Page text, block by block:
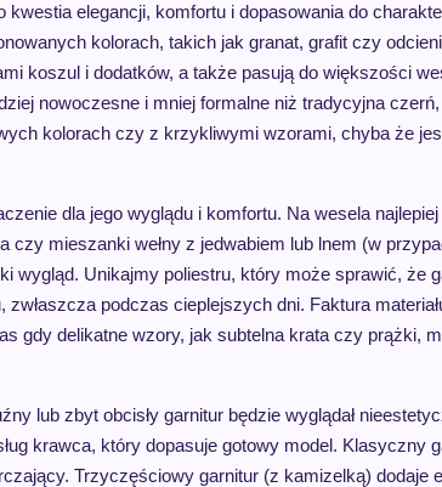
elegancji, komfortu i dopasowania do
kolorach, takich jak granat, grafit czy
koszul i dodatków, a także pasują do większości
nowoczesne i mniej formalne niż tradycyjna
kolorach czy z krzykliwymi wzorami, chyba że
dla jego wyglądu i komfortu. Na wesela
czy mieszanki wełny z jedwabiem lub lnem (w
wygląd. Unikajmy poliestru, który może sprawić, że
podczas cieplejszych dni. Faktura
gdy delikatne wzory, jak subtelna krata czy prążki,
lub zbyt obcisły garnitur będzie wyglądał
krawca, który dopasuje gotowy model. Klasyczny
Trzyczęściowy garnitur (z kamizelką) dodaje